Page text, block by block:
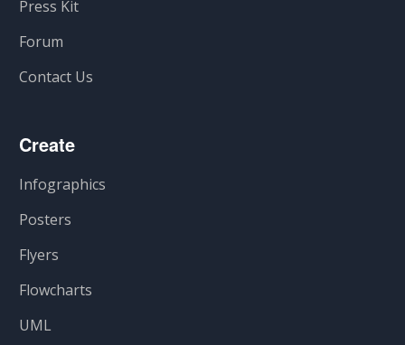
Press Kit
Forum
Contact Us
Create
Infographics
Posters
Flyers
Flowcharts
UML